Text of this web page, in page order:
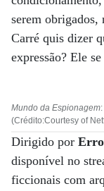
serem
Carré quis dizer
expressão? Ele
Mundo da Espionagem
(Crédito:Courtesy of
Dirigido por
disponível no
ficcionais com